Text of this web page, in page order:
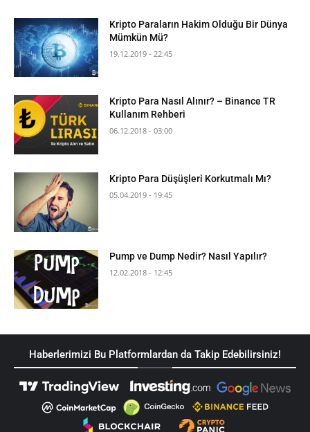
Kripto Paraların Hakim Olduğu Bir Dünya
Mümkün Mü?
19.12.2019 - 22:45
Kripto Para Nasıl Alınır? – Binance TR
Kullanım Rehberi
06.12.2018 - 03:00
Kripto Para Düşüşleri Korkutmalı Mı?
05.04.2019 - 19:45
Pump ve Dump Nedir? Nasıl Yapılır?
12.02.2018 - 12:45
Haberlerimizi Bu Platformlardan da Takip Edebilirsiniz!